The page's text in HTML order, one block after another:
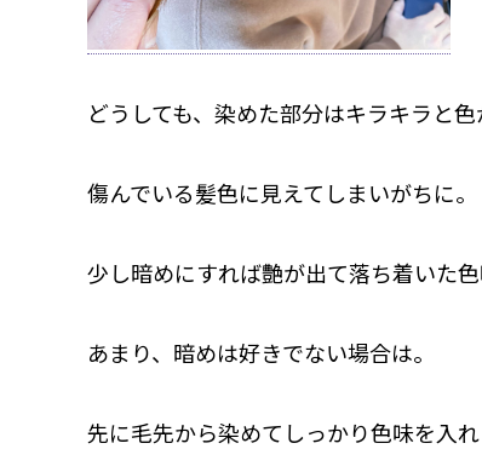
どうしても、染めた部分はキラキラと
傷んでいる髪色に見えてしまいがちに。
少し暗めにすれば艶が出て落ち着いた
あまり、暗めは好きでない場合は。
先に毛先から染めてしっかり色味を入れ